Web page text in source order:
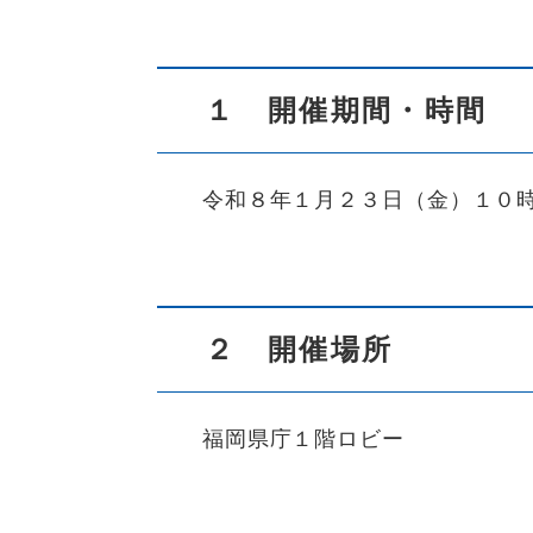
１ 開催期間・時間
令和８年１月２３日（金）１０
２ 開催場所
福岡県庁１階ロビー